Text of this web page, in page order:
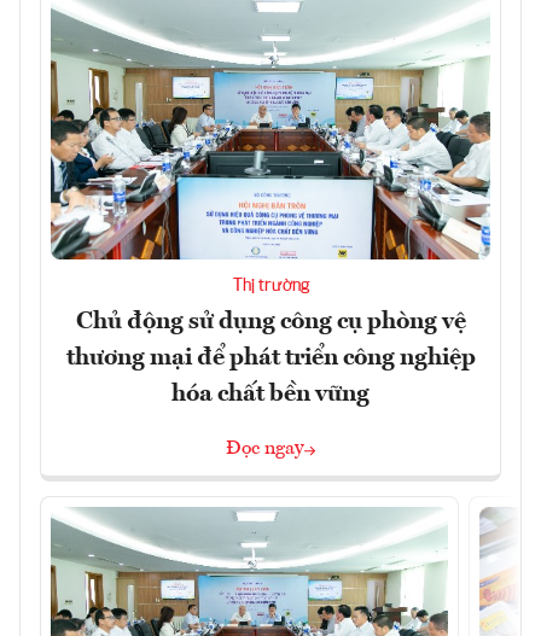
Thị trường
Chủ động sử dụng công cụ phòng vệ
thương mại để phát triển công nghiệp
hóa chất bền vững
Đọc ngay